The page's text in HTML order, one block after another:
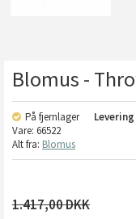
Blomus -
På fjernlager Levering
Vare: 66522
Alt fra: Blomus
1.417,00